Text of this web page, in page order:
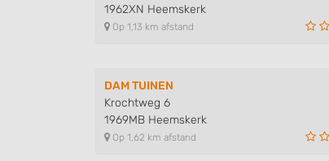
1962XN Heemskerk
Op 1,13 km afstand
DAM TUINEN
Krochtweg 6
1969MB Heemskerk
Op 1,62 km afstand